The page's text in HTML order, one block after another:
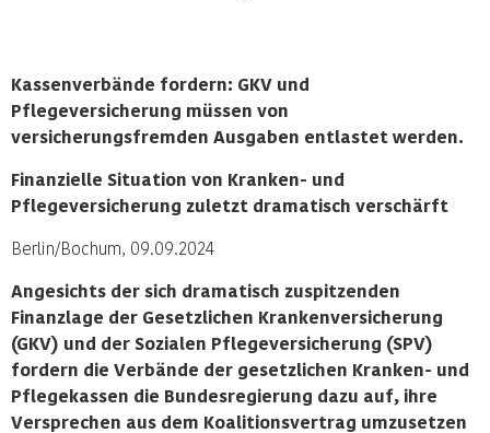
Kassenverbände fordern: GKV und
Pflegeversicherung müssen von
versicherungsfremden Ausgaben entlastet werden.
Finanzielle Situation von Kranken- und
Pflegeversicherung zuletzt dramatisch verschärft
Berlin/Bochum, 09.09.2024
Angesichts der sich dramatisch zuspitzenden
Finanzlage der Gesetzlichen Krankenversicherung
(GKV) und der Sozialen Pflegeversicherung (SPV)
fordern die Verbände der gesetzlichen Kranken- und
Pflegekassen die Bundesregierung dazu auf, ihre
Versprechen aus dem Koalitionsvertrag umzusetzen